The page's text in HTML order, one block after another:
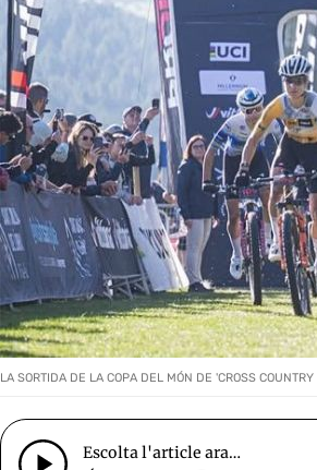
LA SORTIDA DE LA COPA DEL MÓN DE 'CROSS
Escolta l'article ara…